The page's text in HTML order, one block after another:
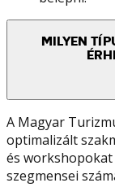
MILYEN
A Magyar
optimalizált
és
szegmensei